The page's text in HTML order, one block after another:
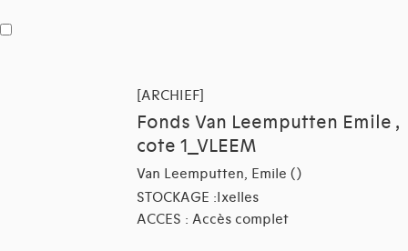
[ARCHIEF]
Fonds Van Leemputten Emile ,
cote 1_VLEEM
Van Leemputten, Emile ()
STOCKAGE :Ixelles
ACCES : Accès complet